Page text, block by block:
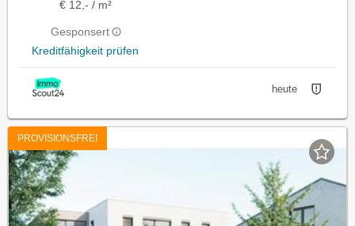
€ 12,- / m²
Gesponsert
Kreditfähigkeit prüfen
heute
PROVISIONSFREI